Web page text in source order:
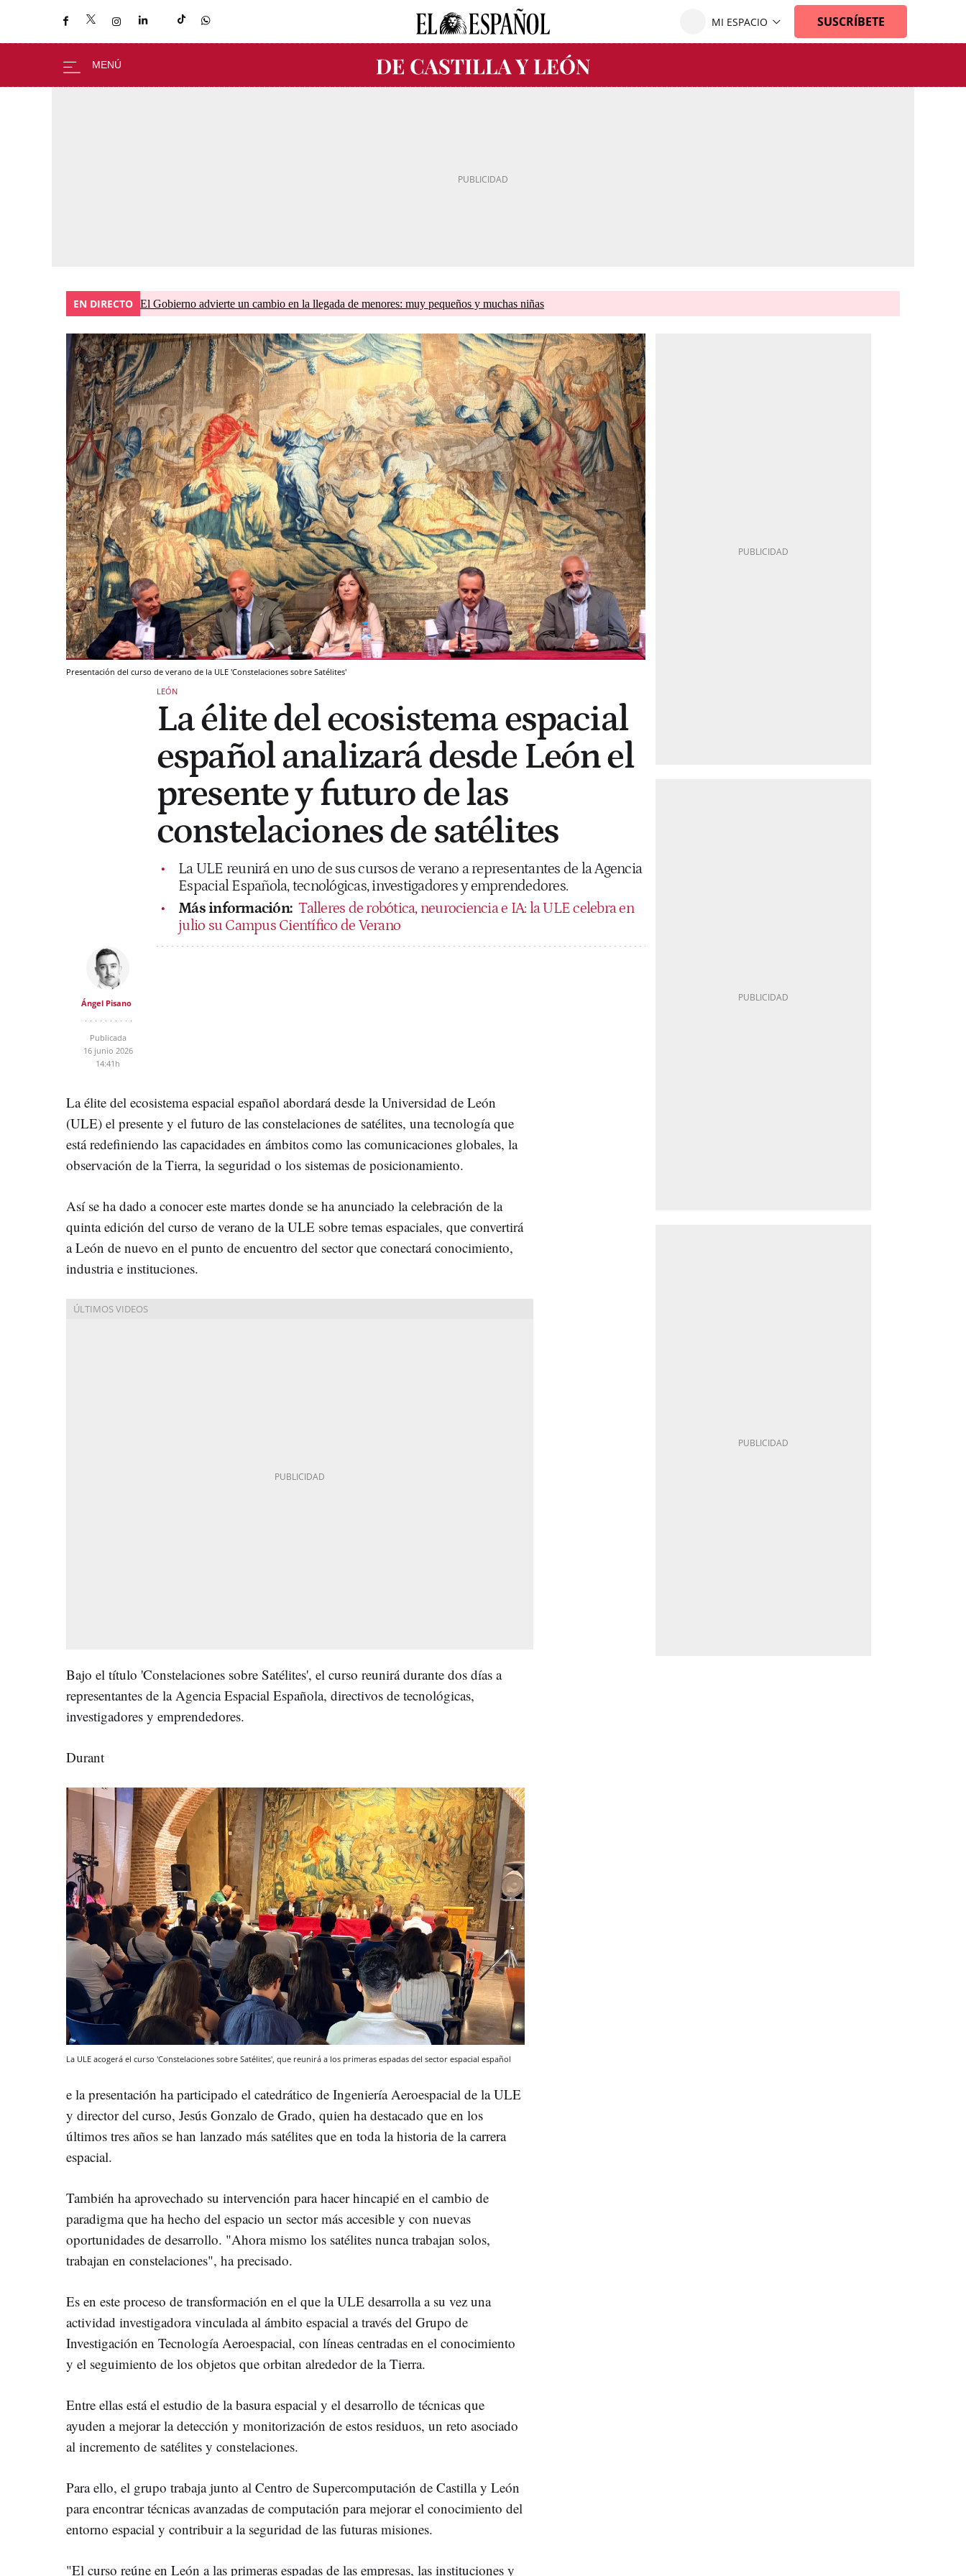
EN DIRECTO El Gobierno advierte un cambio en la llegada de menores: muy pequeños y muchas niñas
Presentación del curso de verano de la ULE 'Constelaciones sobre Satélites'
LEÓN
La élite del ecosistema espacial
español analizará desde León el
presente y futuro de las
constelaciones de satélites
La ULE reunirá en uno de sus cursos de verano a representantes de la Agencia
Espacial Española, tecnológicas, investigadores y emprendedores.
Más información: Talleres de robótica, neurociencia e IA: la ULE celebra en
julio su Campus Científico de Verano
Ángel Pisano
Publicada
16 junio 2026
14:41h
La élite del ecosistema espacial español abordará desde la Universidad de León
(ULE) el presente y el futuro de las constelaciones de satélites, una tecnología que
está redefiniendo las capacidades en ámbitos como las comunicaciones globales, la
observación de la Tierra, la seguridad o los sistemas de posicionamiento.
Así se ha dado a conocer este martes donde se ha anunciado la celebración de la
quinta edición del curso de verano de la ULE sobre temas espaciales, que convertirá
a León de nuevo en el punto de encuentro del sector que conectará conocimiento,
industria e instituciones.
Bajo el título 'Constelaciones sobre Satélites', el curso reunirá durante dos días a
representantes de la Agencia Espacial Española, directivos de tecnológicas,
investigadores y emprendedores.
Durant
La ULE acogerá el curso 'Constelaciones sobre Satélites', que reunirá a los primeras espadas del sector espacial español
e la presentación ha participado el catedrático de Ingeniería Aeroespacial de la ULE
y director del curso, Jesús Gonzalo de Grado, quien ha destacado que en los
últimos tres años se han lanzado más satélites que en toda la historia de la carrera
espacial.
También ha aprovechado su intervención para hacer hincapié en el cambio de
paradigma que ha hecho del espacio un sector más accesible y con nuevas
oportunidades de desarrollo. "Ahora mismo los satélites nunca trabajan solos,
trabajan en constelaciones", ha precisado.
Es en este proceso de transformación en el que la ULE desarrolla a su vez una
actividad investigadora vinculada al ámbito espacial a través del Grupo de
Investigación en Tecnología Aeroespacial, con líneas centradas en el conocimiento
y el seguimiento de los objetos que orbitan alrededor de la Tierra.
Entre ellas está el estudio de la basura espacial y el desarrollo de técnicas que
ayuden a mejorar la detección y monitorización de estos residuos, un reto asociado
al incremento de satélites y constelaciones.
Para ello, el grupo trabaja junto al Centro de Supercomputación de Castilla y León
para encontrar técnicas avanzadas de computación para mejorar el conocimiento del
entorno espacial y contribuir a la seguridad de las futuras misiones.
"El curso reúne en León a las primeras espadas de las empresas, las instituciones y